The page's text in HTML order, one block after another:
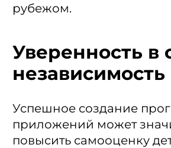
рубежом.
Уверенность в
независимость
Успешное создание
приложений может
повысить самооценку